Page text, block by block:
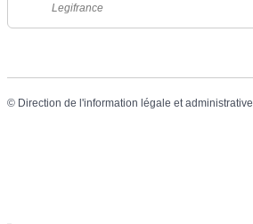
Legifrance
© Direction de l'information légale et administrative